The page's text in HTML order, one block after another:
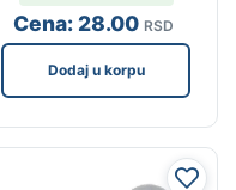
Cena: 28.00 RSD
Dodaj u korpu